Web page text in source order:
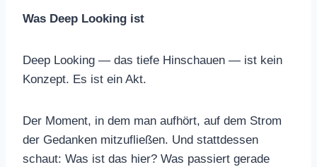
Was Deep Looking ist
Deep Looking — das tiefe Hinschauen — ist kein
Konzept. Es ist ein Akt.
Der Moment, in dem man aufhört, auf dem Strom
der Gedanken mitzufließen. Und stattdessen
schaut: Was ist das hier? Was passiert gerade